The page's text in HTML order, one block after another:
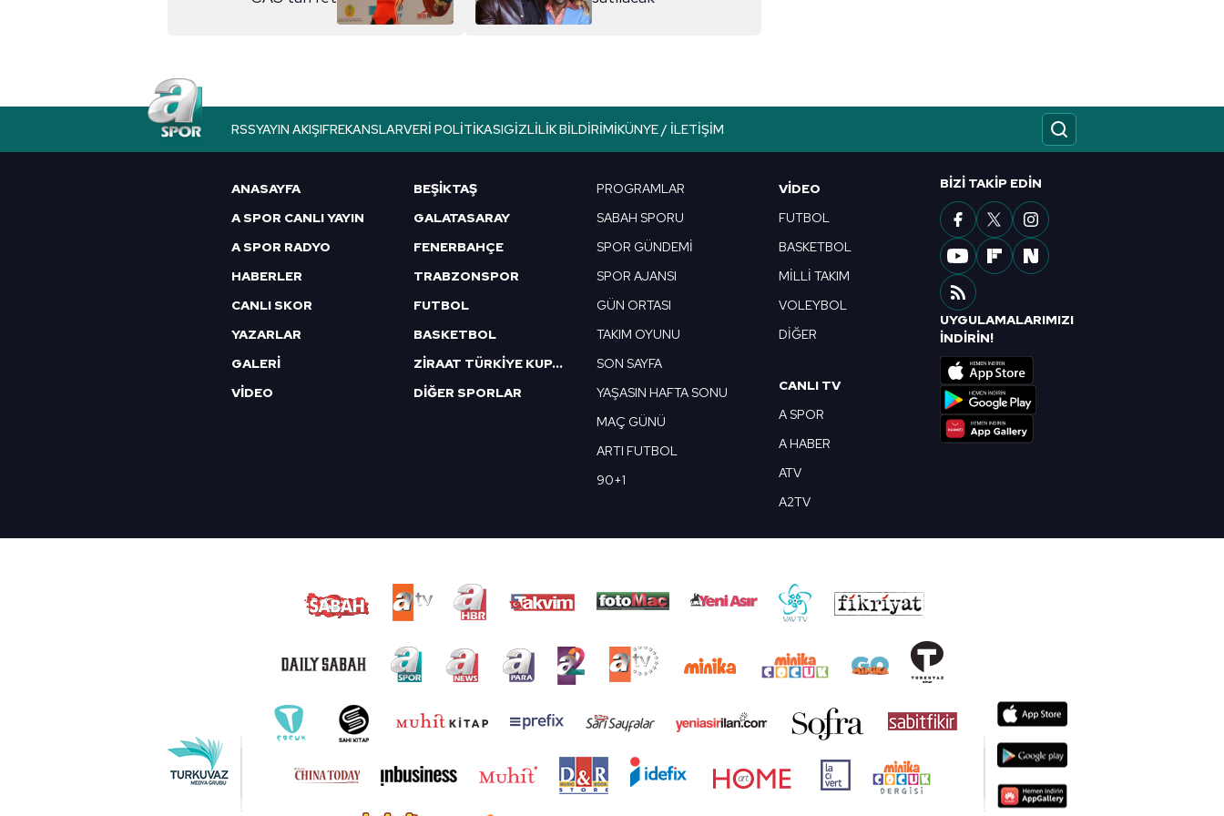
Çerezlere ilişkin tercihlerinizi aşağıda yer alan panel vasıtasıyla belirleyebilirsiniz. Çerezlere ilişkin detaylı bilgi için Ayarlar
RSSYAYIN AKIŞIFREKANSLARVERI POLITIKASIGIZLILIK BILDIRIMIKÜNYE / İLETIŞIM
ANASAYFA
A SPOR CANLI YAYIN
A SPOR RADYO
HABERLER
CANLI SKOR
YAZARLAR
GALERİ
VİDEO
BEŞİKTAŞ
GALATASARAY
FENERBAHÇE
TRABZONSPOR
FUTBOL
BASKETBOL
ZİRAAT TÜRKİYE KUPASI
DİĞER SPORLAR
PROGRAMLAR
SABAH SPORU
SPOR GÜNDEMİ
SPOR AJANSI
GÜN ORTASI
TAKIM OYUNU
SON SAYFA
YAŞASIN HAFTA SONU
MAÇ GÜNÜ
ARTI FUTBOL
90+1
VIDEO
FUTBOL
BASKETBOL
MİLLİ TAKIM
VOLEYBOL
DİĞER
CANLI TV
A SPOR
A HABER
ATV
A2TV
BIZI TAKIP EDIN
UYGULAMALARIMIZI
İNDİRİN!